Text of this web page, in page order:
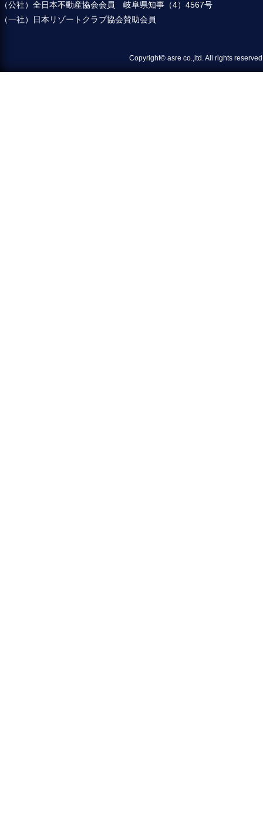
（公社）全日本不動産協会会員 岐阜県知事（4）4567号
（一社）日本リゾートクラブ協会賛助会員
Copyright© asre co.,ltd. All rights